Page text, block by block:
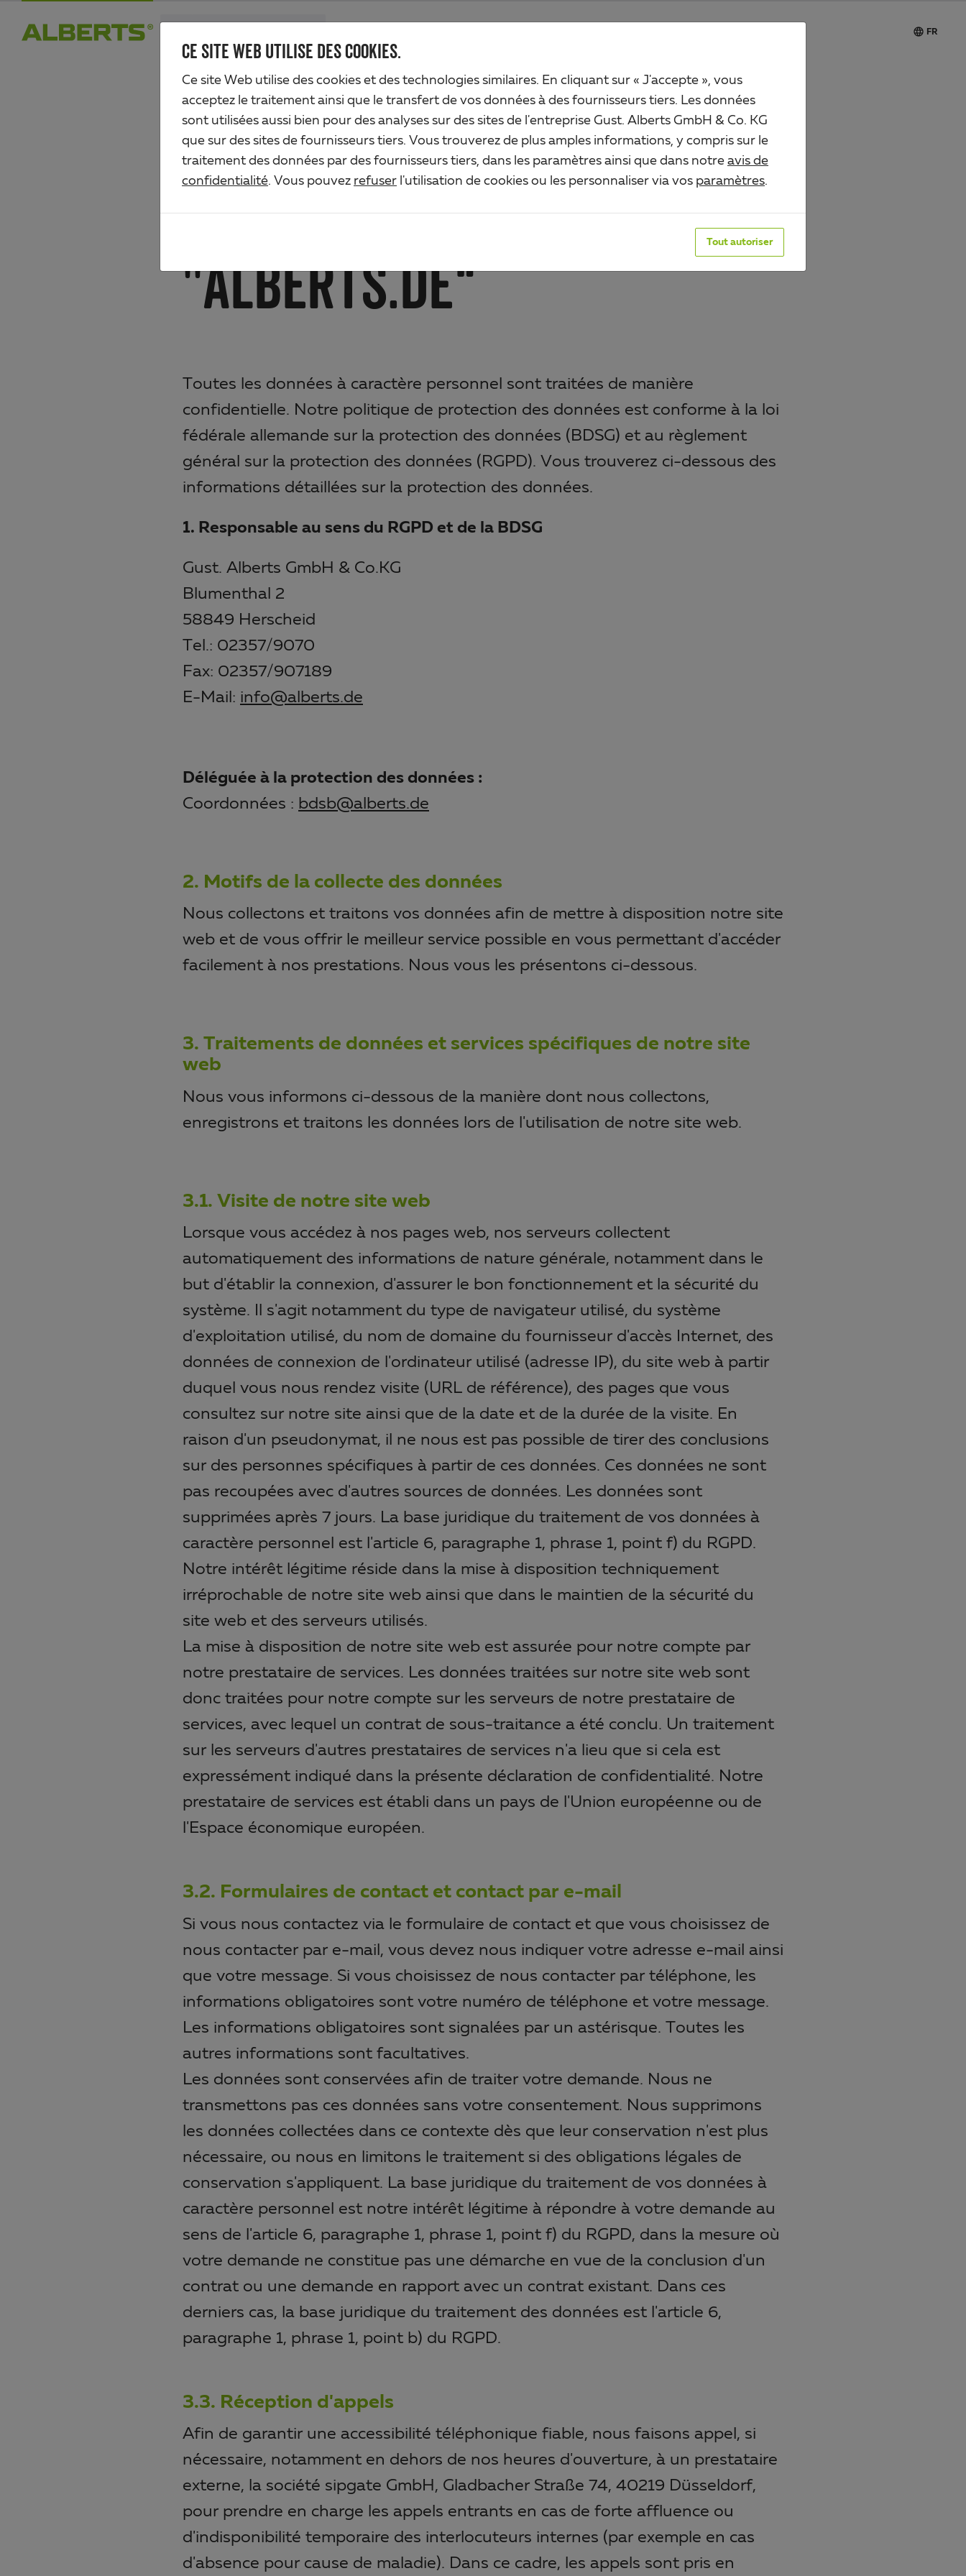
CE SITE WEB UTILISE DES COOKIES.
Ce site Web utilise des cookies et des technologies similaires. En cliquant sur « J'accepte », vous
acceptez le traitement ainsi que le transfert de vos données à des fournisseurs tiers. Les données
sont utilisées aussi bien pour des analyses sur des sites de l'entreprise Gust. Alberts GmbH & Co. KG
que sur des sites de fournisseurs tiers. Vous trouverez de plus amples informations, y compris sur le
traitement des données par des fournisseurs tiers, dans les paramètres ainsi que dans notre avis de
confidentialité. Vous pouvez refuser l'utilisation de cookies ou les personnaliser via vos paramètres.
Tout autoriser
 FR
DÉCLARATION DE
PROTECTION DES DONNÉES
"ALBERTS.DE“
Toutes les données à caractère personnel sont traitées de manière
confidentielle. Notre politique de protection des données est conforme à la loi
fédérale allemande sur la protection des données (BDSG) et au règlement
général sur la protection des données (RGPD). Vous trouverez ci-dessous des
informations détaillées sur la protection des données.
1. Responsable au sens du RGPD et de la BDSG
Gust. Alberts GmbH & Co.KG
Blumenthal 2
58849 Herscheid
Tel.: 02357/9070
Fax: 02357/907189
E-Mail: info@alberts.de
Déléguée à la protection des données :
Coordonnées : bdsb@alberts.de
2. Motifs de la collecte des données
Nous collectons et traitons vos données afin de mettre à disposition notre site
web et de vous offrir le meilleur service possible en vous permettant d'accéder
facilement à nos prestations. Nous vous les présentons ci-dessous.
3. Traitements de données et services spécifiques de notre site
web
Nous vous informons ci-dessous de la manière dont nous collectons,
enregistrons et traitons les données lors de l'utilisation de notre site web.
3.1. Visite de notre site web
Lorsque vous accédez à nos pages web, nos serveurs collectent
automatiquement des informations de nature générale, notamment dans le
but d'établir la connexion, d'assurer le bon fonctionnement et la sécurité du
système. Il s'agit notamment du type de navigateur utilisé, du système
d'exploitation utilisé, du nom de domaine du fournisseur d'accès Internet, des
données de connexion de l'ordinateur utilisé (adresse IP), du site web à partir
duquel vous nous rendez visite (URL de référence), des pages que vous
consultez sur notre site ainsi que de la date et de la durée de la visite. En
raison d'un pseudonymat, il ne nous est pas possible de tirer des conclusions
sur des personnes spécifiques à partir de ces données. Ces données ne sont
pas recoupées avec d'autres sources de données. Les données sont
supprimées après 7 jours. La base juridique du traitement de vos données à
caractère personnel est l'article 6, paragraphe 1, phrase 1, point f) du RGPD.
Notre intérêt légitime réside dans la mise à disposition techniquement
irréprochable de notre site web ainsi que dans le maintien de la sécurité du
site web et des serveurs utilisés.
La mise à disposition de notre site web est assurée pour notre compte par
notre prestataire de services. Les données traitées sur notre site web sont
donc traitées pour notre compte sur les serveurs de notre prestataire de
services, avec lequel un contrat de sous-traitance a été conclu. Un traitement
sur les serveurs d'autres prestataires de services n'a lieu que si cela est
expressément indiqué dans la présente déclaration de confidentialité. Notre
prestataire de services est établi dans un pays de l'Union européenne ou de
l'Espace économique européen.
3.2. Formulaires de contact et contact par e-mail
Si vous nous contactez via le formulaire de contact et que vous choisissez de
nous contacter par e-mail, vous devez nous indiquer votre adresse e-mail ainsi
que votre message. Si vous choisissez de nous contacter par téléphone, les
informations obligatoires sont votre numéro de téléphone et votre message.
Les informations obligatoires sont signalées par un astérisque. Toutes les
autres informations sont facultatives.
Les données sont conservées afin de traiter votre demande. Nous ne
transmettons pas ces données sans votre consentement. Nous supprimons
les données collectées dans ce contexte dès que leur conservation n'est plus
nécessaire, ou nous en limitons le traitement si des obligations légales de
conservation s'appliquent. La base juridique du traitement de vos données à
caractère personnel est notre intérêt légitime à répondre à votre demande au
sens de l'article 6, paragraphe 1, phrase 1, point f) du RGPD, dans la mesure où
votre demande ne constitue pas une démarche en vue de la conclusion d'un
contrat ou une demande en rapport avec un contrat existant. Dans ces
derniers cas, la base juridique du traitement des données est l'article 6,
paragraphe 1, phrase 1, point b) du RGPD.
3.3. Réception d'appels
Afin de garantir une accessibilité téléphonique fiable, nous faisons appel, si
nécessaire, notamment en dehors de nos heures d'ouverture, à un prestataire
externe, la société sipgate GmbH, Gladbacher Straße 74, 40219 Düsseldorf,
pour prendre en charge les appels entrants en cas de forte affluence ou
d'indisponibilité temporaire des interlocuteurs internes (par exemple en cas
d'absence pour cause de maladie). Dans ce cadre, les appels sont pris en